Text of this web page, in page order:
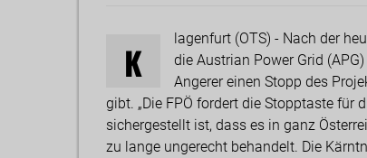
K
lagenfurt (OTS) - Nach der
die Austrian Power Grid
Angerer einen Stopp des
gibt. „Die FPÖ fordert die Stopptaste
sichergestellt ist, dass es in ganz
zu lange ungerecht behandelt. Die